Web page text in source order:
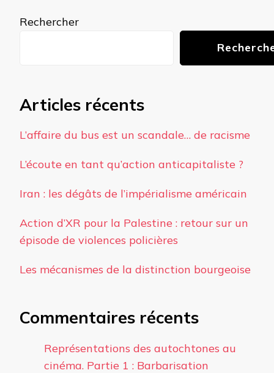
Rechercher
Articles récents
L’affaire du bus est un scandale… de racisme
L’écoute en tant qu’action anticapitaliste ?
Iran : les dégâts de l’impérialisme américain
Action d’XR pour la Palestine : retour sur un
épisode de violences policières
Les mécanismes de la distinction bourgeoise
Commentaires récents
Représentations des autochtones au
cinéma. Partie 1 : Barbarisation